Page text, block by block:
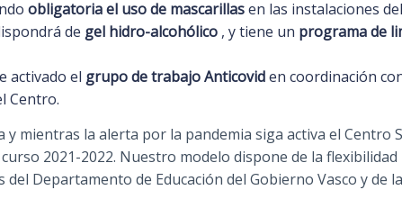
obligatoria el uso de mascarillasen las instalaciones
de gel hidro-alcohólico , y tiene un programa de
activado el grupo de trabajo Anticoviden coordinación
Centro.
y mientras la alerta por la pandemia siga activa el
2021-2022. Nuestro modelo dispone de la
del Departamento de Educación del Gobierno Vasco y de